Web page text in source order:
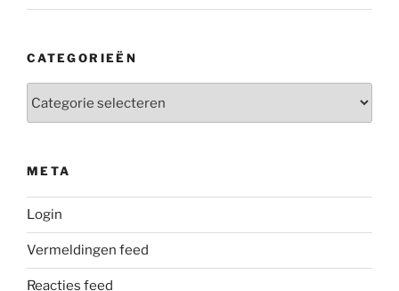
CATEGORIEËN
META
Login
Vermeldingen feed
Reacties feed